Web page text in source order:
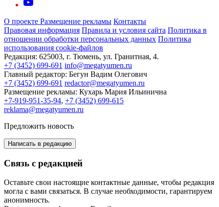
О проекте Размещение рекламы Контакты
Правовая информация Правила и условия сайта Политика в
отношении обработки персональных данных Политика
использования cookie-файлов
Редакция: 625003, г. Тюмень, ул. Гранитная, 4.
+7 (3452) 699-691 info@megatyumen.ru
Главный редактор: Бегун Вадим Олегович
+7 (3452) 699-691 redactor@megatyumen.ru
Размещение рекламы: Кухарь Мария Ильинична
+7-919-951-35-94, +7 (3452) 699-615
reklama@megatyumen.ru
Предложить новость
Написать в редакцию
Связь с редакцией
Оставьте свои настоящие контактные данные, чтобы редакция
могла с вами связаться. В случае необходимости, гарантируем
анонимность.